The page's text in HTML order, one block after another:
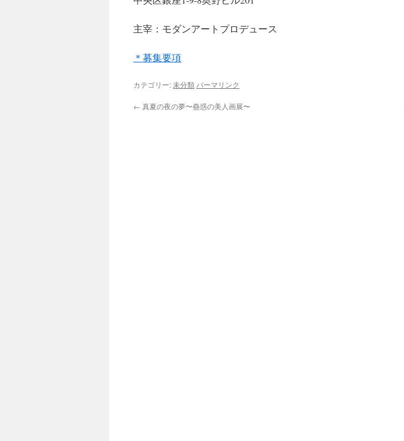
主宰：モダンアートプロデュース
＊募集要項
カテゴリー:未分類 パーマリンク
← 真夏の夜の夢〜蠱惑の美人画展〜